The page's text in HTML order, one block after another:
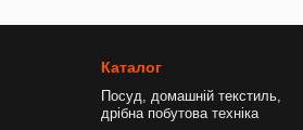
Каталог
Посуд, домашній текстиль,
дрібна побутова техніка